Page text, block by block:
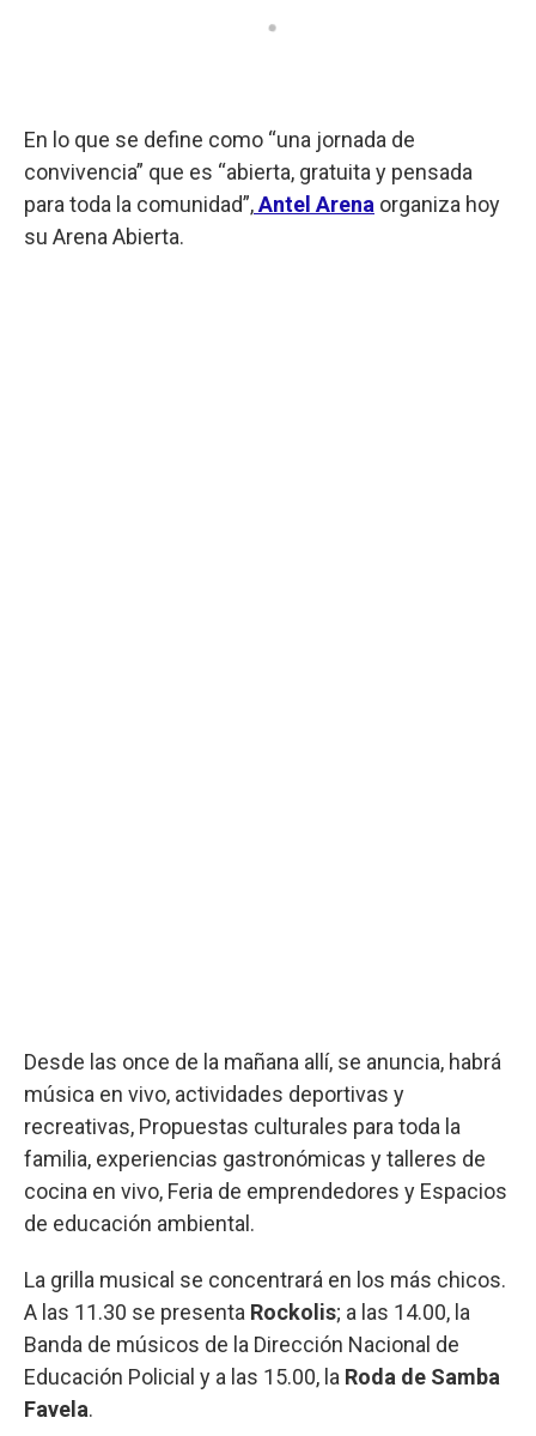
En lo que se define como “una jornada de
convivencia” que es “abierta, gratuita y pensada
para toda la comunidad”,Antel Arena organiza hoy
su Arena Abierta.
Desde las once de la mañana allí, se anuncia, habrá
música en vivo, actividades deportivas y
recreativas, Propuestas culturales para toda la
familia, experiencias gastronómicas y talleres de
cocina en vivo, Feria de emprendedores y️ Espacios
de educación ambiental.
La grilla musical se concentrará en los más chicos.
A las 11.30 se presenta Rockolis; a las 14.00, la
Banda de músicos de la Dirección Nacional de
Educación Policial y a las 15.00, la Roda de Samba
Favela.